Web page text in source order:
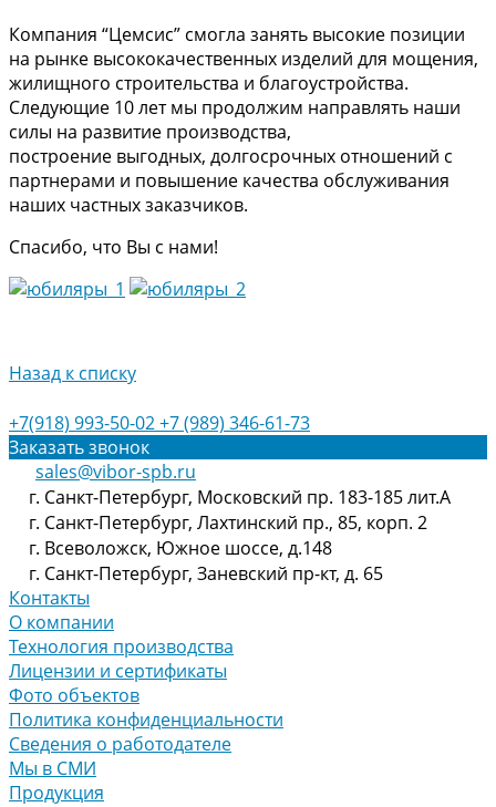
Компания “Цемсис” смогла занять высокие позиции
на рынке высококачественных изделий для мощения,
жилищного строительства и благоустройства.
Следующие 10 лет мы продолжим направлять наши
силы на развитие производства,
построение выгодных, долгосрочных отношений с
партнерами и повышение качества обслуживания
наших частных заказчиков.
Спасибо, что Вы с нами!
Назад к списку
+7(918) 993-50-02+7 (989) 346-61-73
Заказать звонок
sales@vibor-spb.ru
г. Санкт-Петербург, Московский пр. 183-185 лит.А
г. Санкт-Петербург, Лахтинский пр., 85, корп. 2
г. Всеволожск, Южное шоссе, д.148
г. Санкт-Петербург, Заневский пр-кт, д. 65
Контакты
О компании
Технология производства
Лицензии и сертификаты
Фото объектов
Политика конфиденциальности
Сведения о работодателе
Мы в СМИ
Продукция